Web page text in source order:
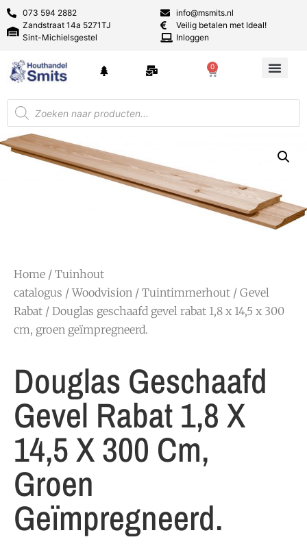
073 594 2882
Zandstraat 14a 5271TJ
Sint-Michielsgestel
info@msmits.nl
Veilig betalen met Ideal!
Inloggen
0
Home / Tuinhout
catalogus /Woodvision / Tuintimmerhout / Gevel
Rabat / Douglas geschaafd gevel rabat 1,8 x 14,5 x 300
cm, groen geïmpregneerd.
Douglas Geschaafd
Gevel Rabat 1,8 X
14,5 X 300 Cm,
Groen
Geïmpregneerd.